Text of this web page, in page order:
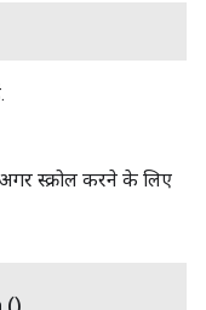
स्क्रोल करने के लिए